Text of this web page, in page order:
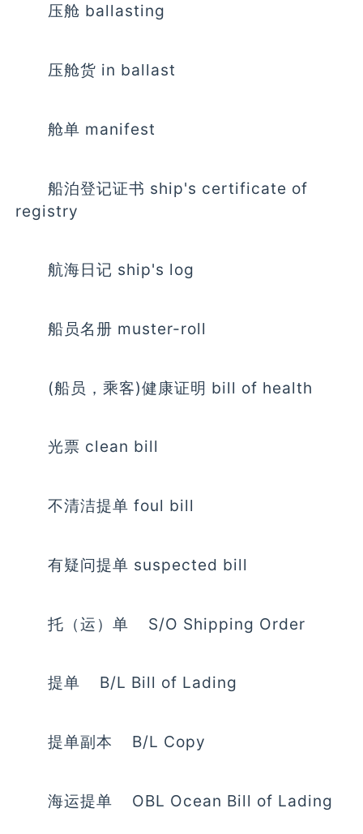
压舱 ballasting
压舱货 in ballast
舱单 manifest
船泊登记证书 ship's certificate of
registry
航海日记 ship's log
船员名册 muster-roll
(船员，乘客)健康证明 bill of health
光票 clean bill
不清洁提单 foul bill
有疑问提单 suspected bill
托（运）单 S/O Shipping Order
提单 B/L Bill of Lading
提单副本 B/L Copy
海运提单 OBL Ocean Bill of Lading